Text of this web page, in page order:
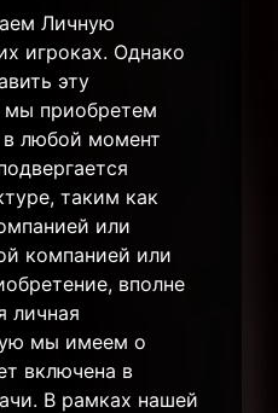
Личную
игроках. Однако
эту
приобретем
в любой момент
таким как
или
компанией или
вполне
личная
мы имеем о
включена в
В рамках нашей